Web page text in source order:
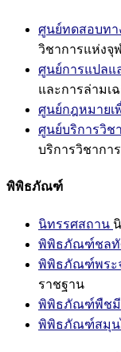
ศูนย์ทดสอบทา
วิชาการแห่งจุ
ศูนย์การแปลแ
และการล่ามเ
ศูนย์กฎหมายเ
ศูนย์บริการวิช
บริการวิชากา
พิพิธภัณฑ์
นิทรรศสถาน
พิพิธภัณฑ์ชลทั
พิพิธภัณฑ์พระ
ราชฐาน
พิพิธภัณฑ์พืชมี
พิพิธภัณฑ์สมุน